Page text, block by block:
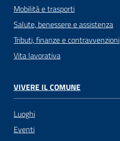
Mobilità e trasporti
Salute, benessere e assistenza
Tributi, finanze e contravvenzioni
Vita lavorativa
VIVERE IL COMUNE
Luoghi
Eventi